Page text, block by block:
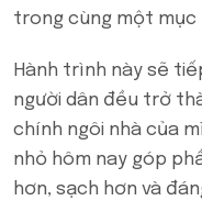
trong cùng một mục
Hành trình này sẽ
người dân đều trở
chính ngôi nhà của
nhỏ hôm nay góp
hơn, sạch hơn và